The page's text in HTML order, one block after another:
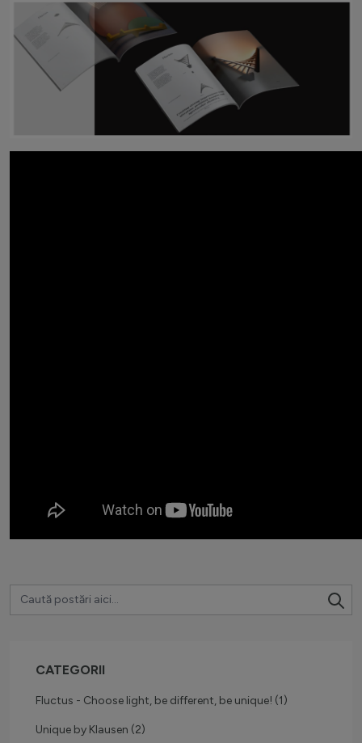
CATEGORII
Fluctus - Choose light, be different, be unique! (1)
Unique by Klausen (2)